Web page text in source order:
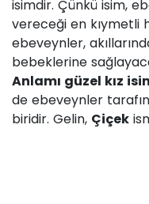
isimdir. Çünkü isim,
vereceği en kıymetli
ebeveynler,
bebeklerine
Anlamı güzel kız
de ebeveynler
biridir. Gelin, Çiçek